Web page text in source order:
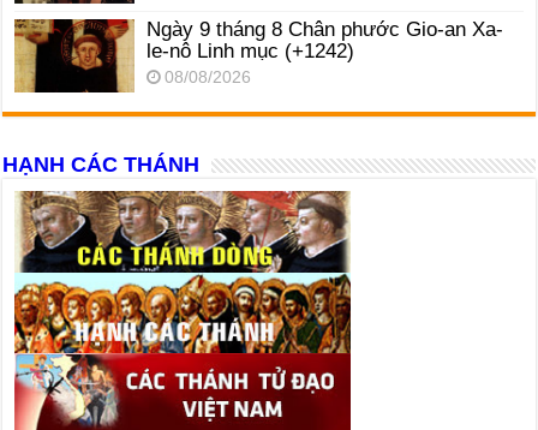
Ngày 9 tháng 8 Chân phước Gio-an Xa-
le-nô Linh mục (+1242)
08/08/2026
HẠNH CÁC THÁNH